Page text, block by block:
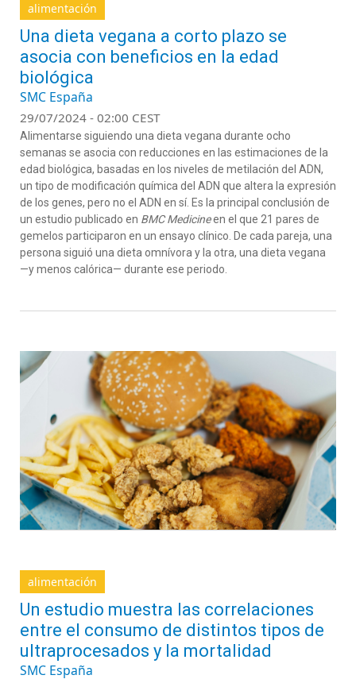
alimentación
Una dieta vegana a corto plazo se
asocia con beneficios en la edad
biológica
SMC España
29/07/2024 - 02:00 CEST
Alimentarse siguiendo una dieta vegana durante ocho
semanas se asocia con reducciones en las estimaciones de la
edad biológica, basadas en los niveles de metilación del ADN,
un tipo de modificación química del ADN que altera la expresión
de los genes, pero no el ADN en sí. Es la principal conclusión de
un estudio publicado en BMC Medicineen el que 21 pares de
gemelos participaron en un ensayo clínico. De cada pareja, una
persona siguió una dieta omnívora y la otra, una dieta vegana
—y menos calórica— durante ese periodo.
alimentación
Un estudio muestra las correlaciones
entre el consumo de distintos tipos de
ultraprocesados y la mortalidad
SMC España